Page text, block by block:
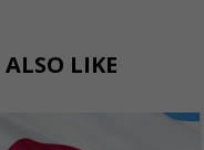
LIKE